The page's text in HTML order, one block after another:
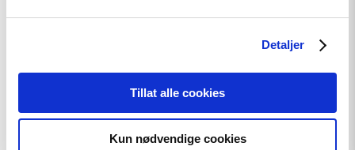
Detaljer
Tillat alle cookies
Kun nødvendige cookies
blir tvangsstengt av myndighetene. Delegasjonen må ta opp
videre drift, åpenbart politisk betinget, blir ryddet av veien.
Mediefrihet
Myndighetene hindrer frie medier på nær sagt alle tenkelige